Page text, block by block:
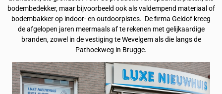
bodembedekker, maar bijvoorbeeld ook als valdempend materiaal of
bodembakker op indoor- en outdoorpistes. De firma Geldof kreeg
de afgelopen jaren meermaals af te rekenen met gelijkaardige
branden, zowel in de vestiging te Wevelgem als die langs de
Pathoekweg in Brugge.